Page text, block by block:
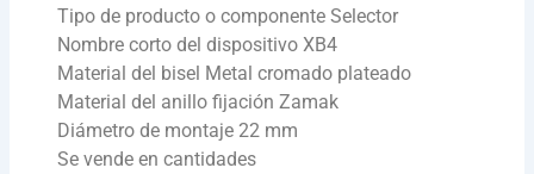
Tipo de producto o componente Selector
Nombre corto del dispositivo XB4
Material del bisel Metal cromado plateado
Material del anillo fijación Zamak
Diámetro de montaje 22 mm
Se vende en cantidades